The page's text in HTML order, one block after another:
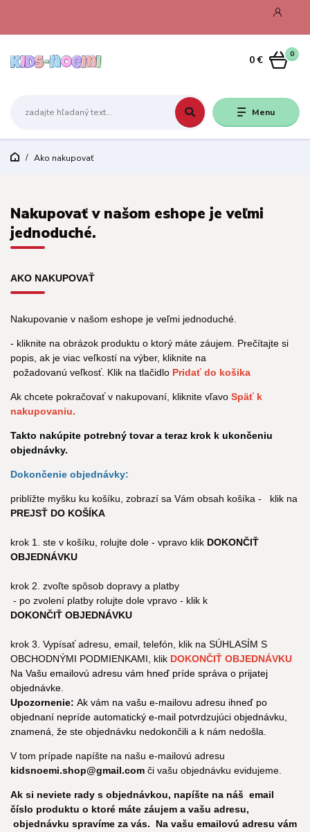
Menu
0
0 €
Ako nakupovať
Nakupovať v našom eshope je veľmi
jednoduché.
AKO NAKUPOVAŤ
Nakupovanie v našom eshope je veľmi jednoduché.
- kliknite na obrázok produktu o ktorý máte záujem. Prečítajte si
popis, ak je viac veľkostí na výber, kliknite na
požadovanú veľkosť. Klik na tlačidlo Pridať do košika
Ak chcete pokračovať v nakupovaní, kliknite vľavo Späť k
nakupovaniu.
Takto nakúpite potrebný tovar a teraz krok k ukončeniu
objednávky.
Dokončenie objednávky:
priblížte myšku ku košíku, zobrazí sa Vám obsah košíka - klik na
PREJSŤ DO KOŠÍKA
krok 1. ste v košíku, rolujte dole - vpravo klik DOKONČIŤ
OBJEDNÁVKU
krok 2. zvoľte spôsob dopravy a platby
- po zvolení platby rolujte dole vpravo - klik k
DOKONČIŤ OBJEDNÁVKU
krok 3. Vypísať adresu, email, telefón, klik na SÚHLASÍM S
OBCHODNÝMI PODMIENKAMI, klik DOKONČIŤ OBJEDNÁVKU
Na Vašu emailovú adresu vám hneď príde správa o prijatej
objednávke.
Upozornenie: Ak vám na vašu e-mailovu adresu ihneď po
objednaní nepríde automatický e-mail potvrdzujúci objednávku,
znamená, že ste objednávku nedokončili a k nám nedošla.
V tom prípade napíšte na našu e-mailovú adresu
kidsnoemi.shop@gmail.com či vašu objednávku evidujeme.
Ak si neviete rady s objednávkou, napíšte na náš email
číslo produktu o ktoré máte záujem a vašu adresu,
objednávku spravíme za vás. Na vašu emailovú adresu vám